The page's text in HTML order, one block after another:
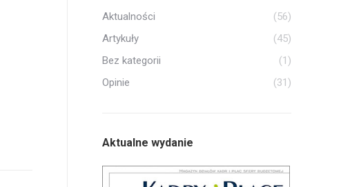
Aktualności
(56)
Artykuły
(45)
Bez kategorii
(1)
Opinie
(31)
Aktualne wydanie